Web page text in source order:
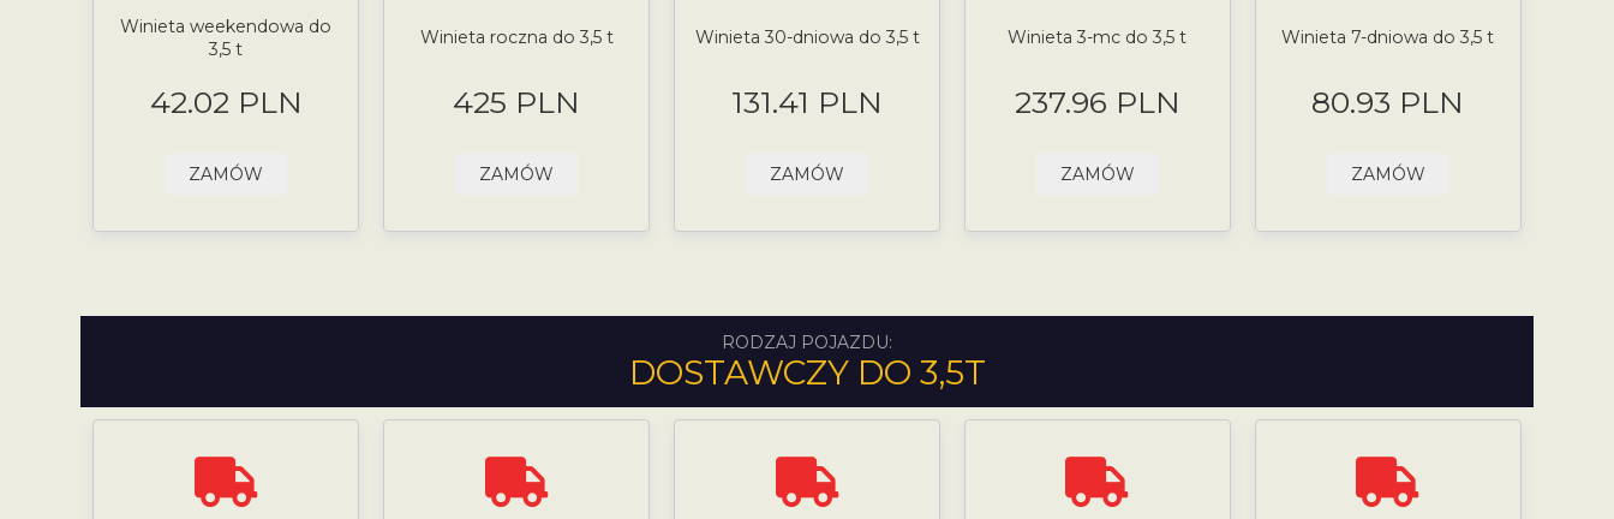
Winieta weekendowa do
3,5 t
42.02 PLN
ZAMÓW
Winieta roczna do 3,5 t
425 PLN
ZAMÓW
Winieta 30-dniowa do 3,5 t
131.41 PLN
ZAMÓW
Winieta 3-mc do 3,5 t
237.96 PLN
ZAMÓW
Winieta 7-dniowa do 3,5 t
80.93 PLN
ZAMÓW
RODZAJ POJAZDU:
DOSTAWCZY DO 3,5T